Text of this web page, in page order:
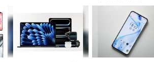
無料Wi-Fi「00...